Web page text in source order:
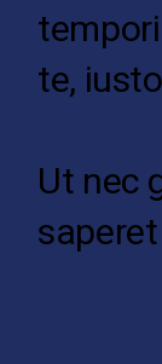
te,
Ut nec